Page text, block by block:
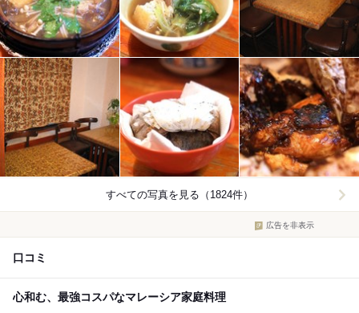
すべての写真を見る（1824件）
広告を非表示
口コミ
心和む、最強コスパなマレーシア家庭料理